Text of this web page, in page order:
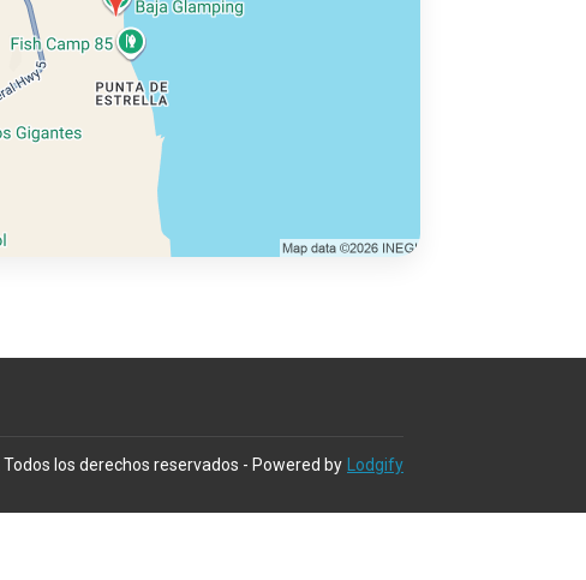
Todos los derechos reservados - Powered by Lodgify